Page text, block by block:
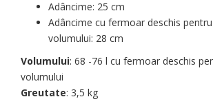
Adâncime: 25 cm
Adâncime cu fermoar deschis
volumului: 28 cm
Volumului: 68 -76 l cu fermoar deschis
volumului
Greutate: 3,5 kg